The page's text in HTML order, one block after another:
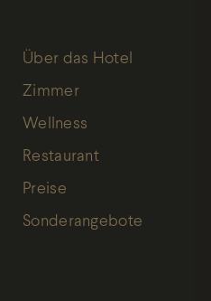
Über das Hotel
Zimmer
Wellness
Restaurant
Preise
Sonderangebote